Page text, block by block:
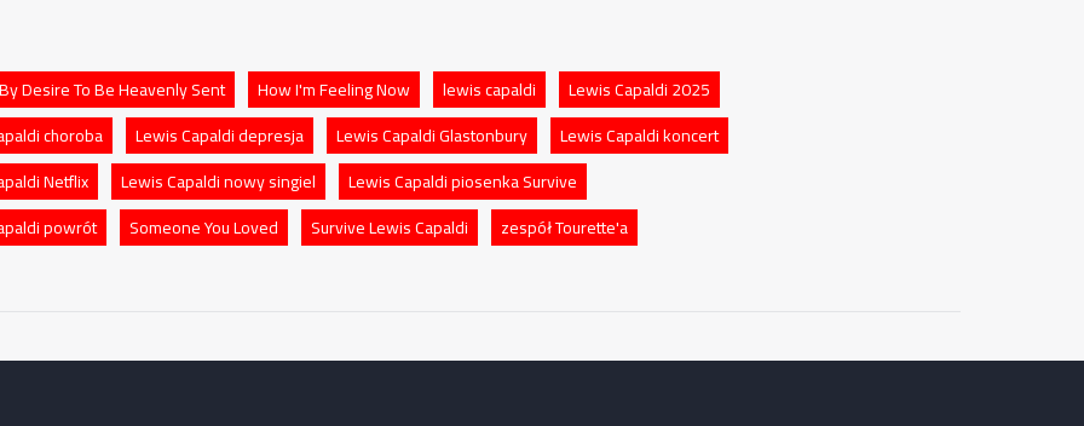
Desire To Be Heavenly Sent How I'm Feeling Now lewis capaldi
Lewis Capaldi 2025
choroba
Lewis Capaldi depresja Lewis Capaldi Glastonbury
Lewis Capaldi koncert
Netflix
Lewis Capaldi nowy singiel
Lewis Capaldi piosenka Survive
powrót
Someone You Loved Survive Lewis Capaldi zespół Tourette'a